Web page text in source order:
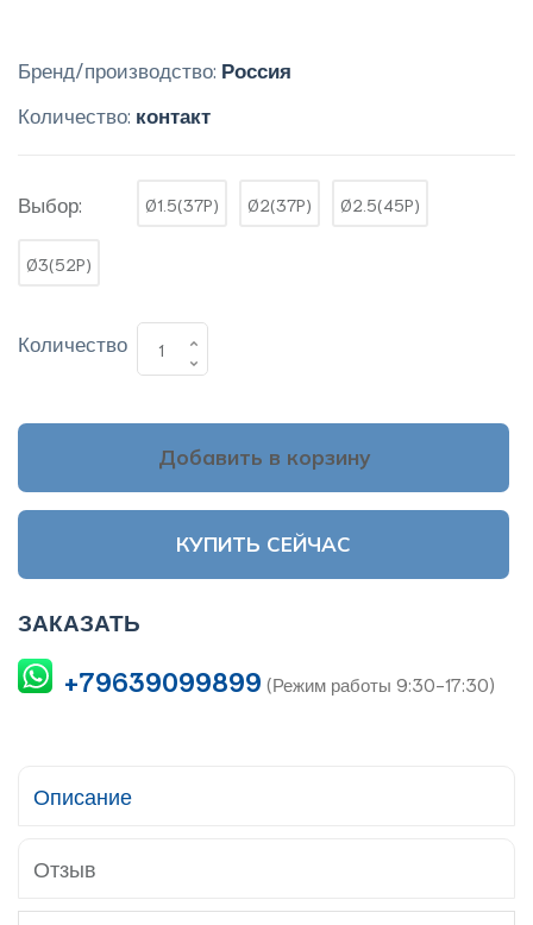
Бренд/производство: Россия
Количество: контакт
Выбор: Ø1.5(37P) Ø2(37P) Ø2.5(45P)
Ø3(52P)
Количество
Добавить в корзину
КУПИТЬ СЕЙЧАС
ЗАКАЗАТЬ
+79639099899 (Режим работы 9:30-17:30)
Описание
Отзыв